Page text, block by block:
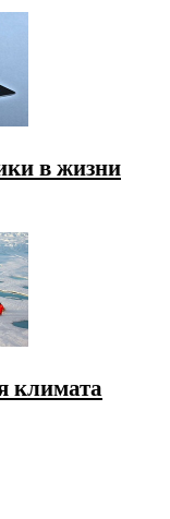
в жизни
климата